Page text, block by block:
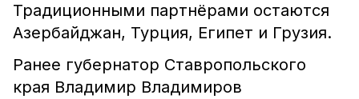
Традиционными партнёрами остаются
Азербайджан, Турция, Египет и Грузия.
Ранее губернатор Ставропольского
края Владимир Владимиров